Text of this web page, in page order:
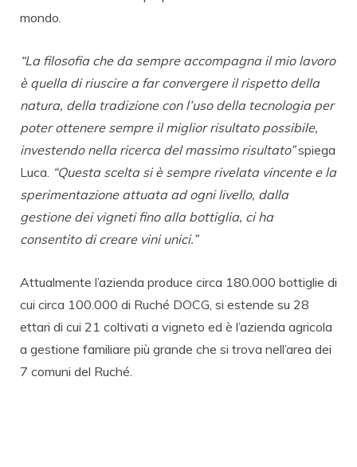
mondo.
“La filosofia che da sempre accompagna il mio lavoro
è quella di riuscire a far convergere il rispetto della
natura, della tradizione con l’uso della tecnologia per
poter ottenere sempre il miglior risultato possibile,
investendo nella ricerca del massimo risultato”spiega
Luca. “Questa scelta si è sempre rivelata vincente e la
sperimentazione attuata ad ogni livello, dalla
gestione dei vigneti fino alla bottiglia, ci ha
consentito di creare vini unici.”
Attualmente l’azienda produce circa 180.000 bottiglie di
cui circa 100.000 di Ruché DOCG, si estende su 28
ettari di cui 21 coltivati a vigneto ed è l’azienda agricola
a gestione familiare più grande che si trova nell’area dei
7 comuni del Ruché.